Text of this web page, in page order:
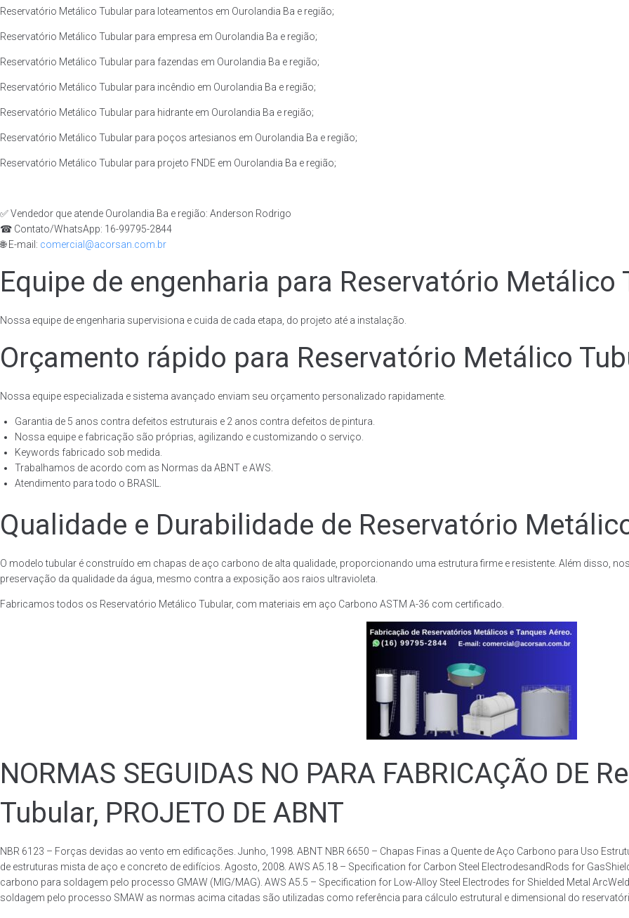
Reservatório Metálico Tubular para loteamentos em Ourolandia Ba e região;
Reservatório Metálico Tubular para empresa em Ourolandia Ba e região;
Reservatório Metálico Tubular para fazendas em Ourolandia Ba e região;
Reservatório Metálico Tubular para incêndio em Ourolandia Ba e região;
Reservatório Metálico Tubular para hidrante em Ourolandia Ba e região;
Reservatório Metálico Tubular para poços artesianos em Ourolandia Ba e região;
Reservatório Metálico Tubular para projeto FNDE em Ourolandia Ba e região;
✅ Vendedor que atende Ourolandia Ba e região: Anderson Rodrigo
☎ Contato/WhatsApp: 16-99795-2844
🌐 E-mail: comercial@acorsan.com.br
Equipe de engenharia para Reservatório Metálico
Nossa equipe de engenharia supervisiona e cuida de cada etapa, do projeto até a instalação.
Orçamento rápido para Reservatório Metálico
Nossa equipe especializada e sistema avançado enviam seu orçamento personalizado rapidamente.
Garantia de 5 anos contra defeitos estruturais e 2 anos contra defeitos de pintura.
Nossa equipe e fabricação são próprias, agilizando e customizando o serviço.
Keywords fabricado sob medida.
Trabalhamos de acordo com as Normas da ABNT e AWS.
Atendimento para todo o BRASIL.
Qualidade e Durabilidade de Reservatório
O modelo tubular é construído em chapas de aço carbono de alta qualidade, proporcionando uma estrutura firme e resistente. Além disso,
preservação da qualidade da água, mesmo contra a exposição aos raios ultravioleta.
Fabricamos todos os Reservatório Metálico Tubular, com materiais em aço Carbono ASTM A-36 com certificado.
NORMAS SEGUIDAS NO PARA FABRICAÇÃO DE
Tubular, PROJETO DE ABNT
NBR 6123 – Forças devidas ao vento em edificações. Junho, 1998. ABNT NBR 6650 – Chapas Finas a Quente de Aço Carbono para Uso
de estruturas mista de aço e concreto de edifícios. Agosto, 2008. AWS A5.18 – Specification for Carbon Steel ElectrodesandRods for
carbono para soldagem pelo processo GMAW (MIG/MAG). AWS A5.5 – Specification for Low-Alloy Steel Electrodes for Shielded Metal
soldagem pelo processo SMAW as normas acima citadas são utilizadas como referência para cálculo estrutural e dimensional do